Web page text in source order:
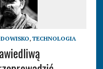
, TECHNOLOGIA